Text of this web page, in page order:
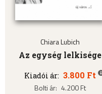
Chiara Lubich
Az egység lelkisége
Kiadói ár: 3.800 Ft
Bolti ár: 4.200 Ft